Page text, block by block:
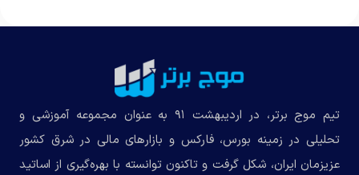
تیم موج برتر، در اردیبهشت ۹۱ به عنوان مجموعه‌ آموزشی و
تحلیلی در زمینه بورس، فارکس و بازارهای مالی در شرق کشور
عزیزمان ایران، شکل گرفت و تاکنون توانسته با بهره‌گیری از اساتید